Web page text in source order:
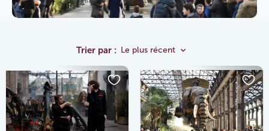
Trier par : Le plus récent